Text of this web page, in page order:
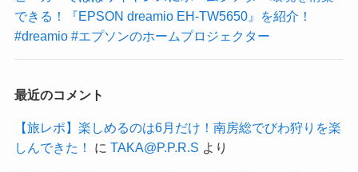
できる！『EPSON dreamio EH-TW5650』を紹介！
#dreamio #エプソンのホームプロジェクター
最近のコメント
【旅レポ】楽しめるのは6月だけ！南房総でびわ狩りを楽
しんできた！
に TAKA@P.P.R.S より